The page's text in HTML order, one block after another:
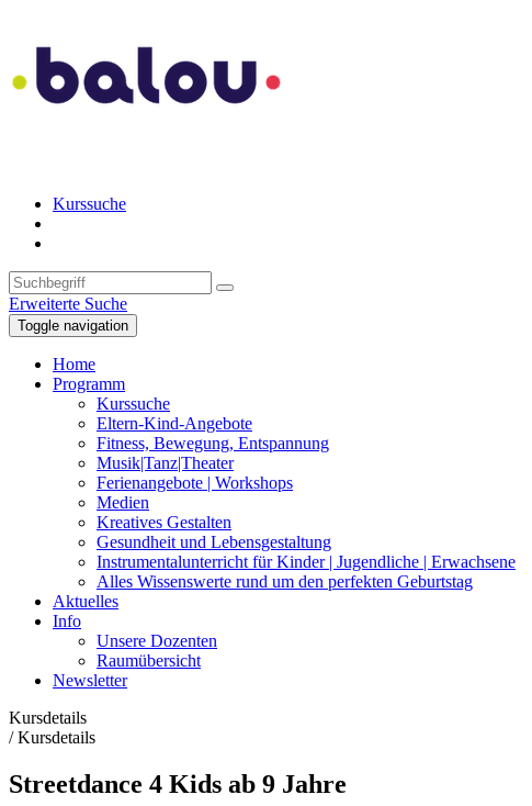
Kurssuche
Erweiterte Suche
Toggle navigation
Home
Programm
Kurssuche
Eltern-Kind-Angebote
Fitness, Bewegung, Entspannung
Musik|Tanz|Theater
Ferienangebote | Workshops
Medien
Kreatives Gestalten
Gesundheit und Lebensgestaltung
Instrumentalunterricht für Kinder | Jugendliche | Erwachsene
Alles Wissenswerte rund um den perfekten Geburtstag
Aktuelles
Info
Unsere Dozenten
Raumübersicht
Newsletter
Kursdetails
/Kursdetails
Streetdance 4 Kids ab 9 Jahre